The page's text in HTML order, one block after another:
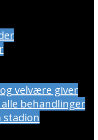
velvære giver
behandlinger
stadion